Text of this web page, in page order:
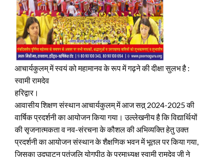
आचार्यकुलम् में स्वयं को महामानव के रूप में गढ़ने की दीक्षा सुलभ है :
स्वामी रामदेव
हरिद्वार।
आवासीय शिक्षण संस्थान आचार्यकुलम् में आज सत्र् 2024-2025 की
वार्षिक प्रदर्शनी का आयोजन किया गया। उल्लेखनीय है कि विद्यार्थियों
की सृजनात्मकता व नव-संरचना के कौशल की अभिव्यक्ति हेतु उक्त
प्रदर्शनी का आयोजन संस्थान के शैक्षणिक भवन में भूतल पर किया गया,
जिसका उद्घाटन पतंजलि योगपीठ के परमाध्यक्ष स्वामी रामदेव जी ने